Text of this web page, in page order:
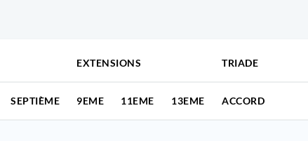
EXTENSIONS TRIADE
SEPTIÈME 9EME 11EME 13EME ACCORD